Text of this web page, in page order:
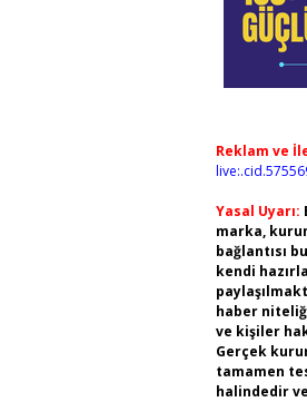
Reklam ve
Yasal Uyarı:
marka,
bağlantısı
kendi
haber
ve kişiler
Gerçek
tamamen
halindedir